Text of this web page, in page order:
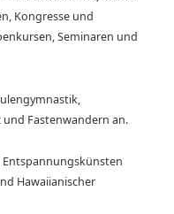
Kongresse und
Seminaren und
und Fastenwandern an.
Entspannungskünsten
Hawaiianischer